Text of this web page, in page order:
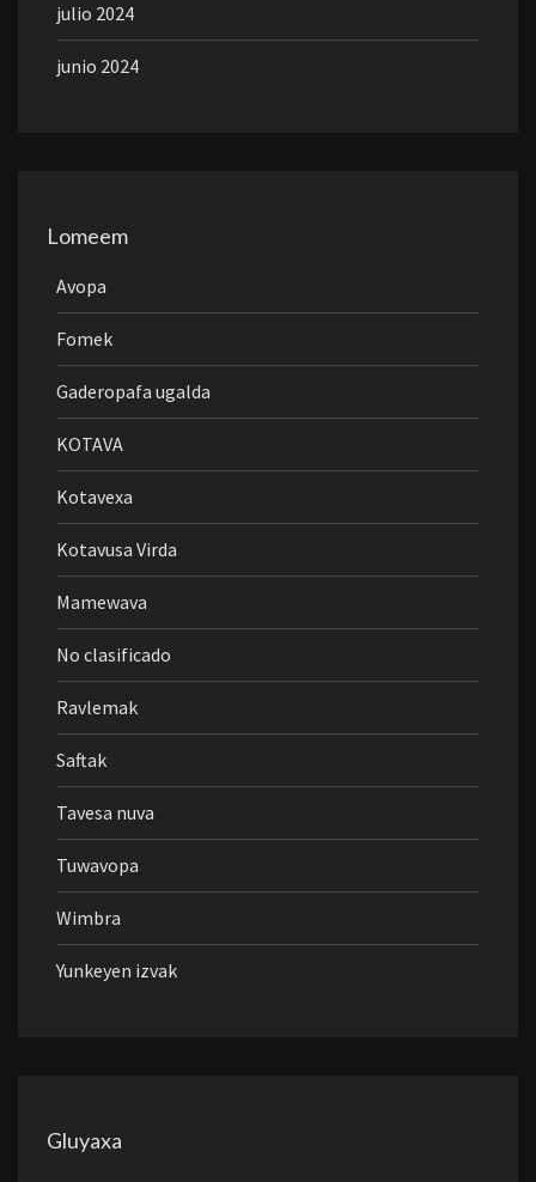
julio 2024
junio 2024
Lomeem
Avopa
Fomek
Gaderopafa ugalda
KOTAVA
Kotavexa
Kotavusa Virda
Mamewava
No clasificado
Ravlemak
Saftak
Tavesa nuva
Tuwavopa
Wimbra
Yunkeyen izvak
Gluyaxa